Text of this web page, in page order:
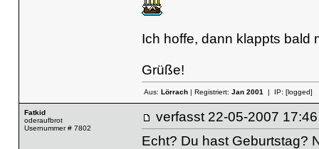
Ich hoffe, dann klappts bald
Grüße!
Aus: Lörrach| Registriert: Jan 2001| IP: [logged]
Fatkid
oderaufbrot
Usernummer # 7802
verfasst 22-05-2007
Echt? Du hast Geburtstag?